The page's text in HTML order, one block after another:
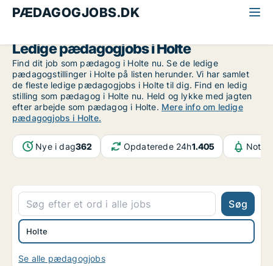
PÆDAGOGJOBS.DK
Ledige pædagogjobs i Holte
Find dit job som pædagog i Holte nu. Se de ledige
pædagogstillinger i Holte på listen herunder. Vi har samlet
de fleste ledige pædagogjobs i Holte til dig. Find en ledig
stilling som pædagog i Holte nu. Held og lykke med jagten
efter arbejde som pædagog i Holte. Mere info om ledige
pædagogjobs i Holte.
Nye i dag362 Opdaterede 24h1.405
Søg
Holte
Se alle pædagogjobs